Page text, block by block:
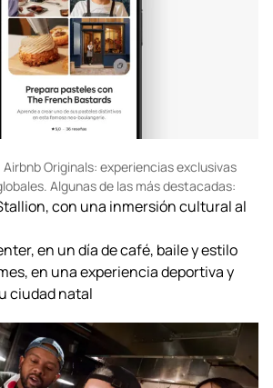
Originals: experiencias exclusivas
Algunas de las más destacadas:
con una inmersión cultural al
en un día de café, baile y estilo
en una experiencia deportiva y
ciudad natal